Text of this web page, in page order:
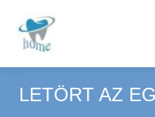
LETÖRT AZ